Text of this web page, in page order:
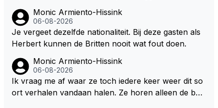
oon. Ieder jaar is er in Hongarije een uitje voor zijn t
eam. Op 28-jarige leeftijd is hij al eigenaar van een su
ccesvol raceteam. Hij is niet alleen speciaal in de aut
Monic Armiento-Hissink
06-08-2026
Je vergeet dezelfde nationaliteit. Bij deze gasten als
Herbert kunnen de Britten nooit wat fout doen.
Monic Armiento-Hissink
06-08-2026
Ik vraag me af waar ze toch iedere keer weer dit so
ort verhalen vandaan halen. Ze horen alleen de boa